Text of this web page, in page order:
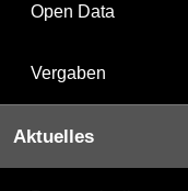
Open Data
Vergaben
Aktuelles